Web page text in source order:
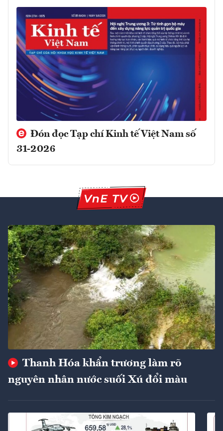
Đón đọc Tạp chí Kinh tế Việt Nam số
31-2026
Thanh Hóa khẩn trương làm rõ
nguyên nhân nước suối Xú đổi màu